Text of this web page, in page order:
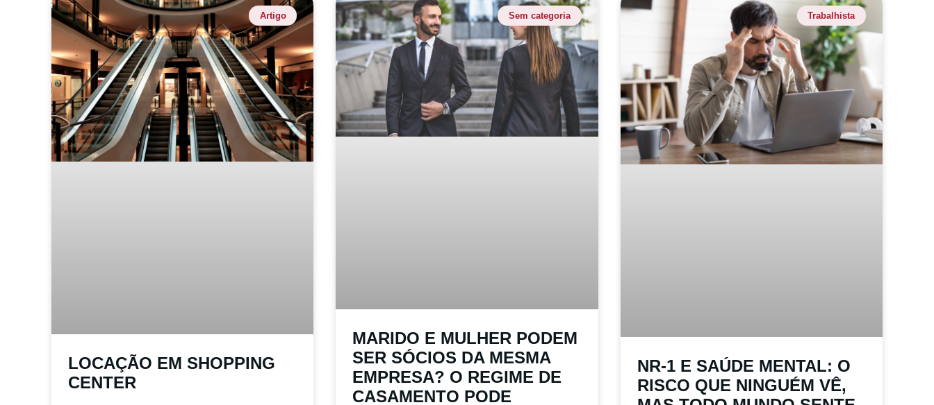
Artigo
LOCAÇÃO EM SHOPPING
CENTER
Sem categoria
MARIDO E MULHER PODEM
SER SÓCIOS DA MESMA
EMPRESA? O REGIME DE
CASAMENTO PODE
Trabalhista
NR-1 E SAÚDE MENTAL: O
RISCO QUE NINGUÉM VÊ,